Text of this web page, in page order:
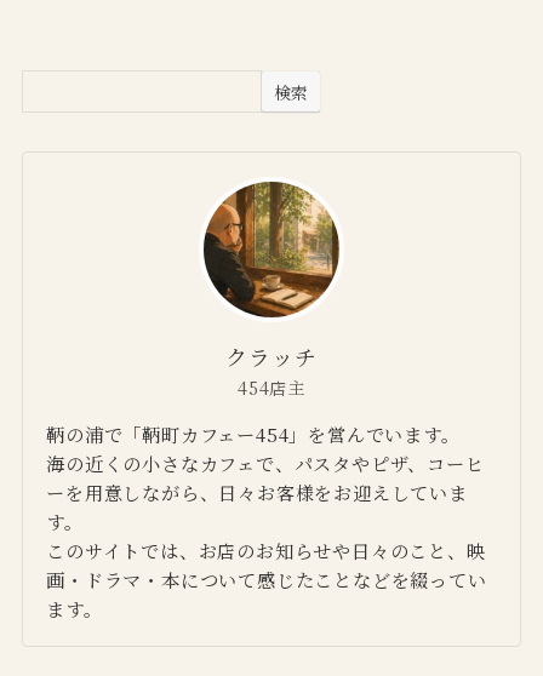
検索
クラッチ
454店主
鞆の浦で「鞆町カフェー454」を営んでいます。
海の近くの小さなカフェで、パスタやピザ、コーヒ
ーを用意しながら、日々お客様をお迎えしていま
す。
このサイトでは、お店のお知らせや日々のこと、映
画・ドラマ・本について感じたことなどを綴ってい
ます。